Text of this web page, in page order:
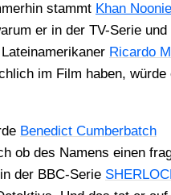
stammt Khan
er in der TV-Serie und
Ricar­do
im Film haben,
Bene­dict Cum­ber­batch
ob des Namens einen
der BBC-Serie